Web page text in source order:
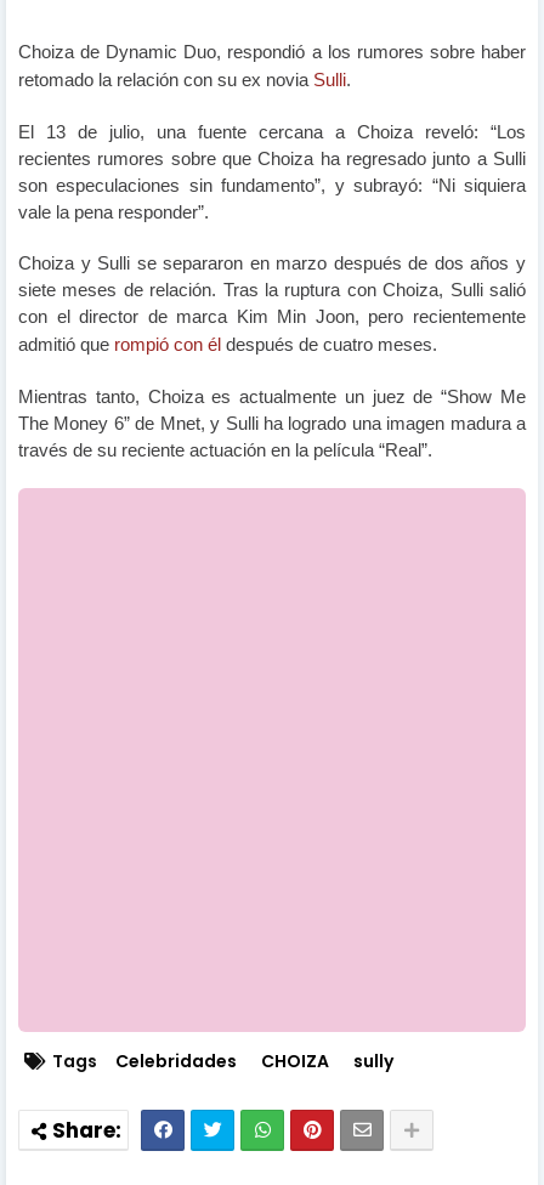
Choiza de Dynamic Duo, respondió a los rumores sobre haber
retomado la relación con su ex novia Sulli.
El 13 de julio, una fuente cercana a Choiza reveló: “Los
recientes rumores sobre que Choiza ha regresado junto a Sulli
son especulaciones sin fundamento”, y subrayó: “Ni siquiera
vale la pena responder”.
Choiza y Sulli se separaron en marzo después de dos años y
siete meses de relación. Tras la ruptura con Choiza, Sulli salió
con el director de marca Kim Min Joon, pero recientemente
admitió que rompió con él después de cuatro meses.
Mientras tanto, Choiza es actualmente un juez de “Show Me
The Money 6” de Mnet, y Sulli ha logrado una imagen madura a
través de su reciente actuación en la película “Real”.
Tags Celebridades CHOIZA sully